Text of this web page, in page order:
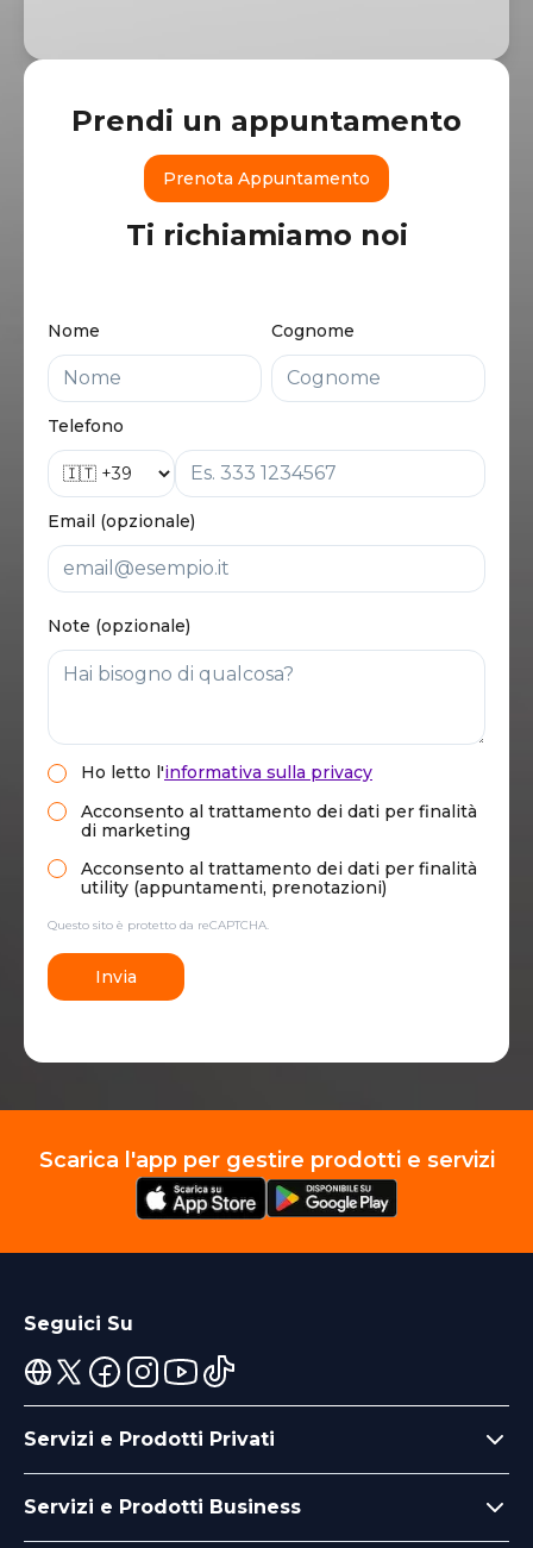
Prendi un appuntamento
Prenota Appuntamento
Ti richiamiamo noi
Nome Cognome
Telefono
Email (opzionale)
Note (opzionale)
Ho letto l'informativa sulla privacy
Acconsento al trattamento dei dati per finalità
di marketing
Acconsento al trattamento dei dati per finalità
utility (appuntamenti, prenotazioni)
Questo sito è protetto da reCAPTCHA.
Invia
Scarica l'app per gestire prodotti e servizi
Seguici Su
Servizi e Prodotti Privati
Servizi e Prodotti Business